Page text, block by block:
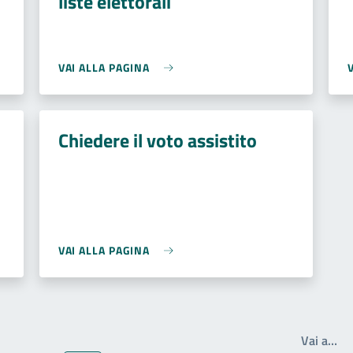
VAI ALLA PAGINA
Chiedere il voto assistito
VAI ALLA PAGINA
Vai a…